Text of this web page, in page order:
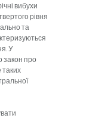
вибухи
рівня
та
У
закон про
таких